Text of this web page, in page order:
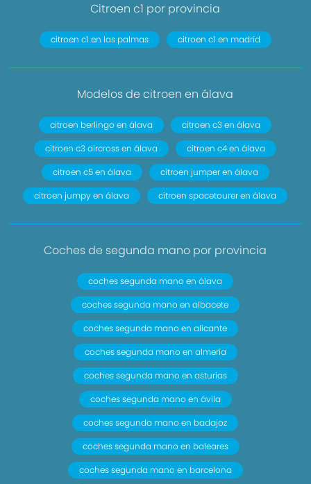
Citroen c1 por provincia
citroen c1 en las palmas citroen c1 en madrid
Modelos de citroen en álava
citroen berlingo en álava
citroen c3 en álava
citroen c3 aircross en álava
citroen c4 en álava
citroen c5 en álava
citroen jumper en álava
citroen jumpy en álava
citroen spacetourer en álava
Coches de segunda mano por provincia
coches segunda mano en álava
coches segunda mano en albacete
coches segunda mano en alicante
coches segunda mano en almería
coches segunda mano en asturias
coches segunda mano en ávila
coches segunda mano en badajoz
coches segunda mano en baleares
coches segunda mano en barcelona